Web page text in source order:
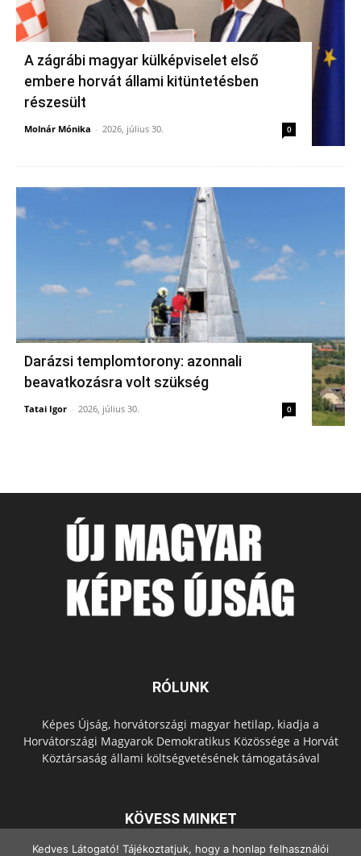
A zágrábi magyar külképviselet első
embere horvát állami kitüntetésben
részesült
Molnár Mónika - 2026, július 30. 0
Darázsi templomtorony: azonnali
beavatkozásra volt szükség
Tatai Igor - 2026, július 30. 0
RÓLUNK
Képes Újság, horvátországi magyar hetilap, kiadja a
Horvátországi Magyarok Demokratikus Közössége a Horvát
Köztársaság állami költségvetésének támogatásával
KÖVESS MINKET
Kedves Látogató! Tájékoztatjuk, hogy a honlap felhasználói